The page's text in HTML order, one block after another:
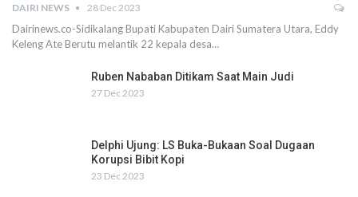
DAIRI NEWS 28 Dec 2023
Dairinews.co-Sidikalang Bupati Kabupaten Dairi Sumatera Utara, Eddy
Keleng Ate Berutu melantik 22 kepala desa…
Ruben Nababan Ditikam Saat Main Judi
27 Dec 2023
Delphi Ujung: LS Buka-Bukaan Soal Dugaan
Korupsi Bibit Kopi
23 Dec 2023